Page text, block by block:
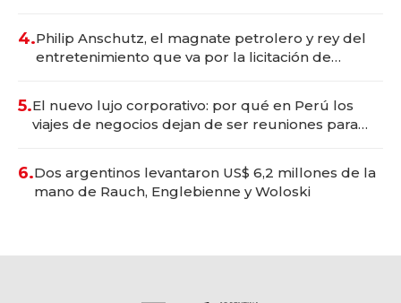
4.Philip Anschutz, el magnate petrolero y rey del
entretenimiento que va por la licitación de
5.El nuevo lujo corporativo: por qué en Perú los
viajes de negocios dejan de ser reuniones para
6.Dos argentinos levantaron US$ 6,2 millones de la
mano de Rauch, Englebienne y Woloski